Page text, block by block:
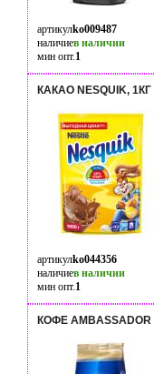
артикулko009487
наличиев наличии
мин опт.1
КАКАО NESQUIK, 1КГ
артикулko044356
наличиев наличии
мин опт.1
КОФЕ